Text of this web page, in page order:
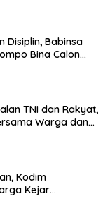
Disiplin, Babinsa
Bina Calon
TNI dan Rakyat,
Warga dan
Kodim
Kejar